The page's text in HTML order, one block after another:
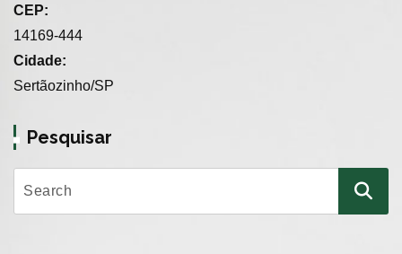
CEP:
14169-444
Cidade:
Sertãozinho/SP
Pesquisar